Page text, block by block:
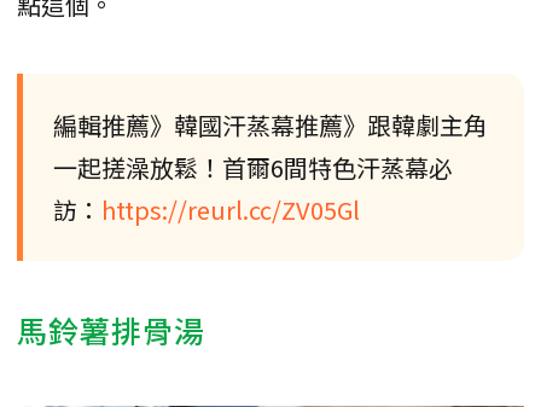
編輯推薦》韓國汗蒸幕推薦》跟韓劇主角
一起搓澡放鬆！首爾6間特色汗蒸幕必
訪： https://reurl.cc/ZV05Gl
馬鈴薯排骨湯